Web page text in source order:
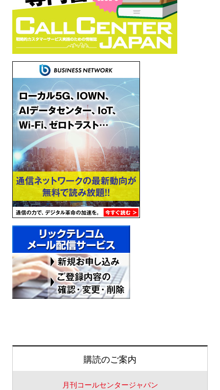
購読のご案内
月刊コールセンタージャパン